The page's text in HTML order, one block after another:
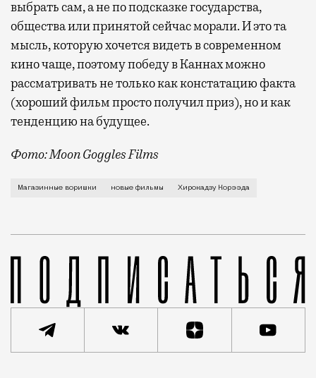
выбрать сам, а не по подсказке государства,
общества или принятой сейчас морали. И это та
мысль, которую хочется видеть в современном
кино чаще, поэтому победу в Каннах можно
рассматривать не только как констатацию факта
(хороший фильм просто получил приз), но и как
тенденцию на будущее.
Фото: Moon Goggles Films
В мае этого года Хирокадзу Корээда стал первым
Магазинные воришки новые фильмы Хирокадзу Корээда